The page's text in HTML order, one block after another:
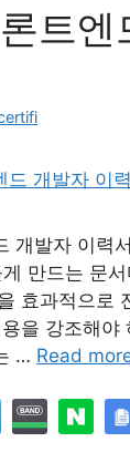
트엔
개발자 이력
게 만드는 문
효과적으로
을 강조해야
… Read